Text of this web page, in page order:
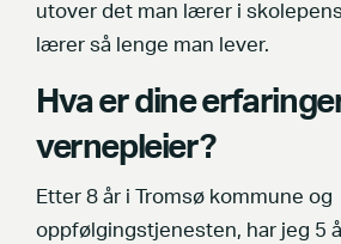
utover det man lærer i
lærer så lenge man lever.
Hva er dine
vernepleier?
Etter 8 år i Tromsø kommune og
oppfølgingstjenesten, har jeg 5